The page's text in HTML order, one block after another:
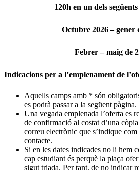
120h en un dels
Octubre 2026 – gener
Febrer – maig de
Indicacions per a l’emplenament de
Aquells camps amb * són
es podrà passar a la següent pàgina.
Una vegada emplenada l’oferta es
de confirmació al costat d’una
correu electrònic que s’indique
contacte.
Si en les dates indicades no li hem
cap estudiant és perquè la plaça
sigut triada. Per tant, de no indicar